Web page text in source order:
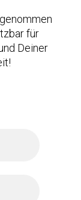
für
Deiner